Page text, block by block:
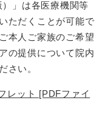
）」は各医療機関等
ただくことが可能で
本人ご家族のご希望
の提供について院内
さい。
レット [PDFファイ